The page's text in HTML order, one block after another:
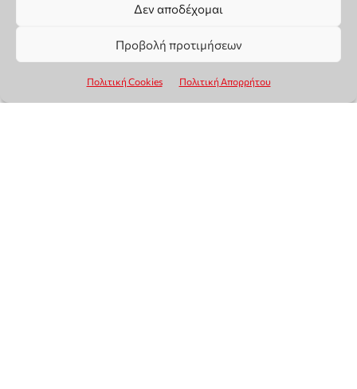
Δεν αποδέχομαι
Προβολή προτιμήσεων
Πολιτική Cookies Πολιτική Απορρήτου